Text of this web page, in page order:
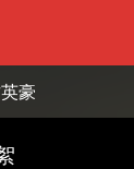
豪